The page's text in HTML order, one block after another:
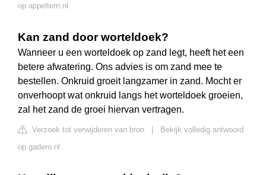
op appeltern.nl
Kan zand door worteldoek?
Wanneer u een worteldoek op zand legt, heeft het een
betere afwatering. Ons advies is om zand mee te
bestellen. Onkruid groeit langzamer in zand. Mocht er
onverhoopt wat onkruid langs het worteldoek groeien,
zal het zand de groei hiervan vertragen.
Verzoek tot verwijderen van bron
Bekijk volledig antwoord
op gadero.nl